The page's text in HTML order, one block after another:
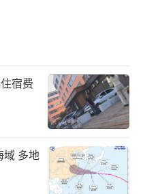
宿费
域 多地